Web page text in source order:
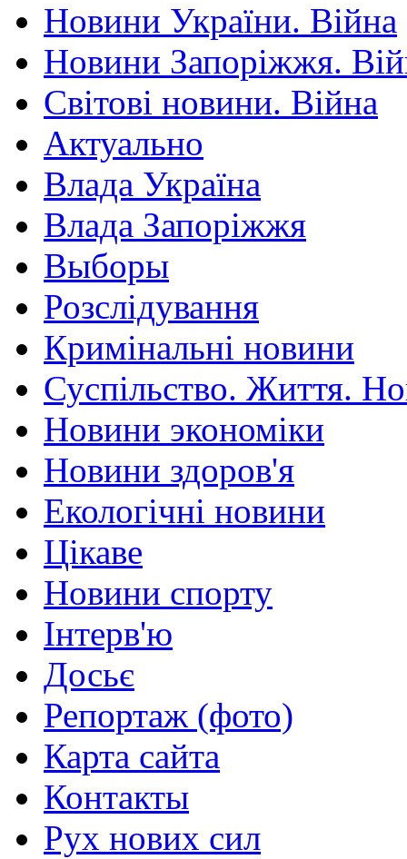
Новини України. Війна
Новини Запоріжжя.
Світові новини. Війна
Актуально
Влада Україна
Влада Запоріжжя
Выборы
Розслідування
Кримінальні новини
Суспільство. Життя.
Новини экономіки
Новини здоров'я
Екологічні новини
Цікаве
Новини спорту
Інтерв'ю
Досьє
Репортаж (фото)
Карта сайта
Контакты
Рух нових сил